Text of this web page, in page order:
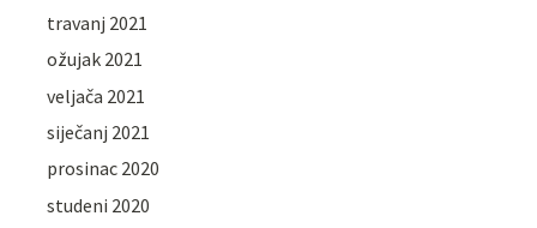
travanj 2021
ožujak 2021
veljača 2021
siječanj 2021
prosinac 2020
studeni 2020